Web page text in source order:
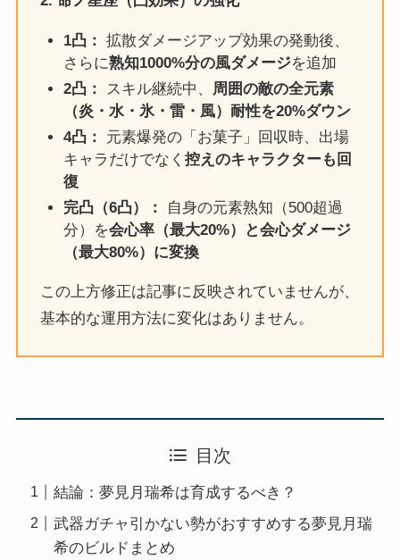
1凸： 拡散ダメージアップ効果の発動後、
さらに熟知1000%分の風ダメージを追加
2凸：
スキル継続中、 周囲の敵の全元素
（炎・水・氷・雷・風）耐性を20%ダウン
4凸：
元素爆発の「お菓子」回収時、出場
キャラだけでなく 控えのキャラクターも回
復
完凸（6凸）：
自身の元素熟知（500超過
分）を会心率（最大20%）と会心ダメージ
（最大80%）に変換
この上方修正は記事に反映されていませんが、
基本的な運用方法に変化はありません。
目次
結論：夢見月瑞希は育成するべき？
武器ガチャ引かない勢がおすすめする夢見月瑞
希のビルドまとめ